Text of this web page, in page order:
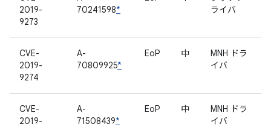
2019-
9273
70241598*
ライバ
CVE-
2019-
9274
A-
70809925*
EoP 中
MNH ドラ
イバ
CVE-
2019-
A-
71508439*
EoP 中
MNH ドラ
イバ